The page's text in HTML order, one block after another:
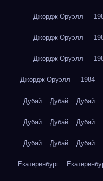
Джордж Оруэлл —
Джордж Оруэлл —
Джордж Оруэлл —
Джордж Оруэлл — 1984
Дубай Дубай Дубай
Дубай Дубай Дубай
Дубай Дубай Дубай
Екатеринбург